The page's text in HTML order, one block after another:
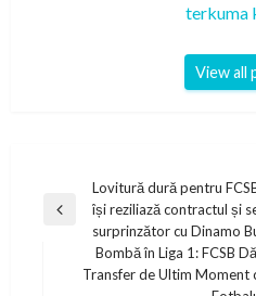
terkuma
View all
navigation
Previous
Lovitură dură pentru
își reziliază contractul și
surprinzător cu Dinamo
Next
Bombă în Liga 1: FCSB
Transfer de Ultim Moment